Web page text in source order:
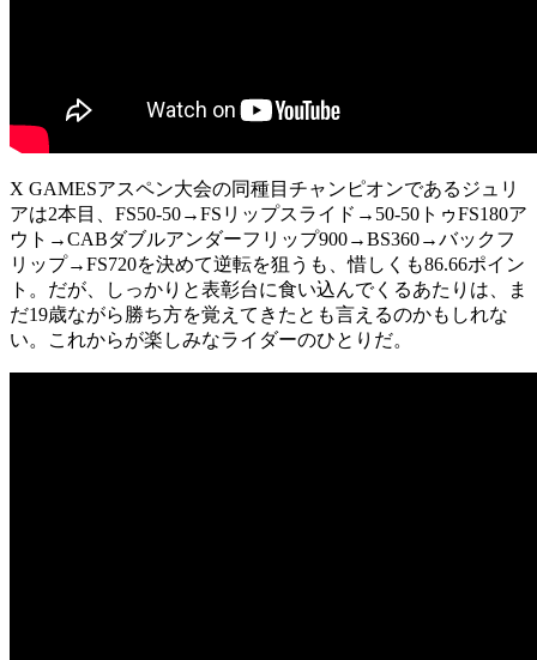
X GAMESアスペン大会の同種目チャンピオンであるジュリ
アは2本目、FS50-50→FSリップスライド→50-50トゥFS180ア
ウト→CABダブルアンダーフリップ900→BS360→バックフ
リップ→FS720を決めて逆転を狙うも、惜しくも86.66ポイン
ト。だが、しっかりと表彰台に食い込んでくるあたりは、ま
だ19歳ながら勝ち方を覚えてきたとも言えるのかもしれな
い。これからが楽しみなライダーのひとりだ。